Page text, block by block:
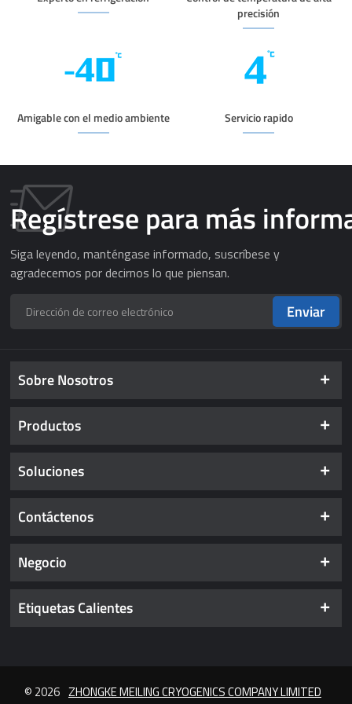
precisión
Amigable con el medio ambiente Servicio rapido
Regístrese para más
Siga leyendo, manténgase informado, suscríbese y
agradecemos por decirnos lo que piensan.
Enviar
Sobre Nosotros
Productos
Soluciones
Contáctenos
Negocio
Etiquetas Calientes
© 2026 ZHONGKE MEILING CRYOGENICS COMPANY LIMITED